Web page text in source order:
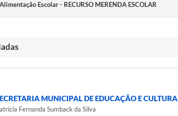
Escolar - RECURSO MERENDA ESCOLAR
MUNICIPAL DE EDUCAÇÃO E CULTURA
Fernanda Sumback da Silva